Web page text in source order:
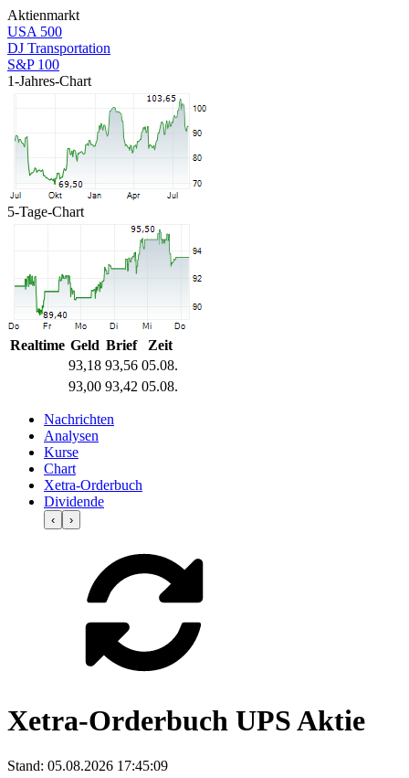
Aktienmarkt
USA 500
DJ Transportation
S&P 100
1-Jahres-Chart
5-Tage-Chart
Realtime Geld Brief
Zeit
93,18 93,56 05.08.
93,00 93,42 05.08.
Nachrichten
Analysen
Kurse
Chart
Xetra-Orderbuch
Dividende
‹ ›
Xetra-Orderbuch UPS Aktie
Stand: 05.08.2026 17:45:09